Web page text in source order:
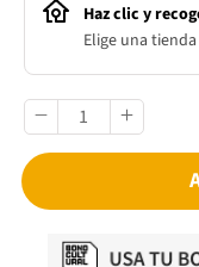
Haz clic y
Elige una